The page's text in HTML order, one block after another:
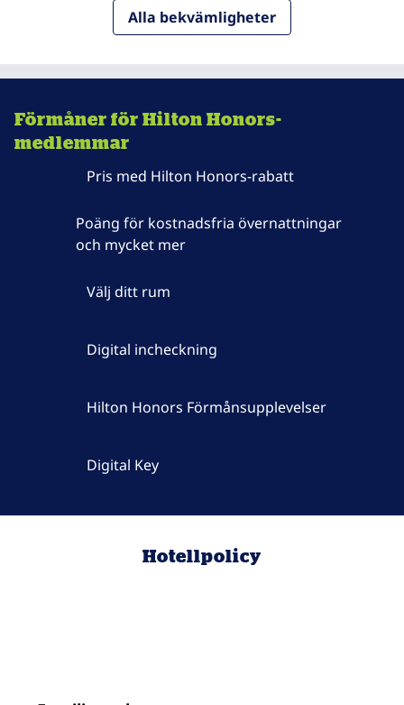
Alla bekvämligheter
Förmåner för Hilton Honors-
medlemmar
Pris med Hilton Honors-rabatt
Poäng för kostnadsfria övernattningar
och mycket mer
Välj ditt rum
Digital incheckning
Hilton Honors Förmånsupplevelser
Digital Key
Hotellpolicy